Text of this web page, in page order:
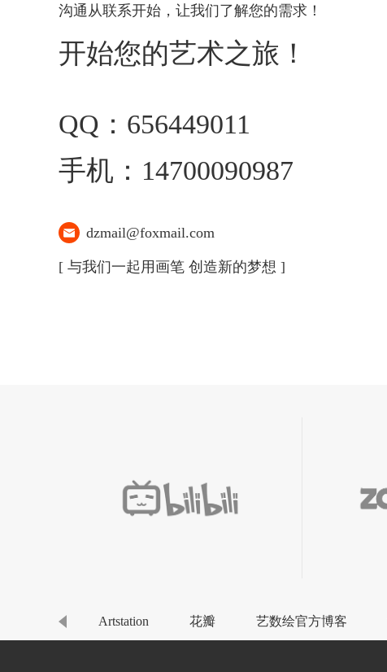
沟通从联系开始，让我们了解您的需求！
开始您的艺术之旅！
QQ：656449011
手机：14700090987
dzmail@foxmail.com
[ 与我们一起用画笔 创造新的梦想 ]
Artstation 花瓣 艺数绘官方博客